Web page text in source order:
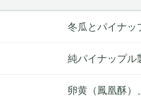
冬瓜とパイナッ
純パイナップル
卵黄（鳳凰酥）